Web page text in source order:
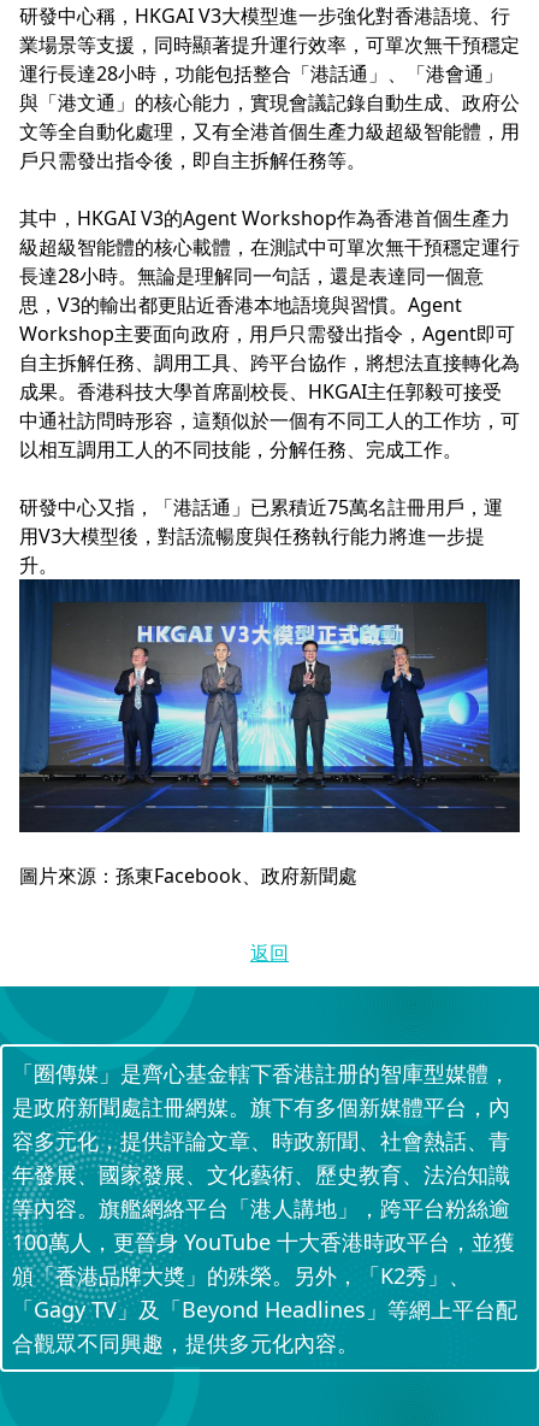
研發中心稱，HKGAI V3大模型進一步強化對香港語境、行
業場景等支援，同時顯著提升運行效率，可單次無干預穩定
運行長達28小時，功能包括整合「港話通」、「港會通」
與「港文通」的核心能力，實現會議記錄自動生成、政府公
文等全自動化處理，又有全港首個生產力級超級智能體，用
戶只需發出指令後，即自主拆解任務等。
其中，HKGAI V3的Agent Workshop作為香港首個生產力
級超級智能體的核心載體，在測試中可單次無干預穩定運行
長達28小時。無論是理解同一句話，還是表達同一個意
思，V3的輸出都更貼近香港本地語境與習慣。Agent
Workshop主要面向政府，用戶只需發出指令，Agent即可
自主拆解任務、調用工具、跨平台協作，將想法直接轉化為
成果。香港科技大學首席副校長、HKGAI主任郭毅可接受
中通社訪問時形容，這類似於一個有不同工人的工作坊，可
以相互調用工人的不同技能，分解任務、完成工作。
研發中心又指，「港話通」已累積近75萬名註冊用戶，運
用V3大模型後，對話流暢度與任務執行能力將進一步提
升。
圖片來源：孫東Facebook、政府新聞處
返回
「圈傳媒」是齊心基金轄下香港註册的智庫型媒體，
是政府新聞處註冊網媒。旗下有多個新媒體平台，內
容多元化，提供評論文章、時政新聞、社會熱話、青
年發展、國家發展、文化藝術、歷史教育、法治知識
等內容。旗艦網絡平台「港人講地」，跨平台粉絲逾
100萬人，更晉身 YouTube 十大香港時政平台，並獲
頒「香港品牌大奬」的殊榮。另外，「K2秀」、
「Gagy TV」及「Beyond Headlines」等網上平台配
合觀眾不同興趣，提供多元化內容。